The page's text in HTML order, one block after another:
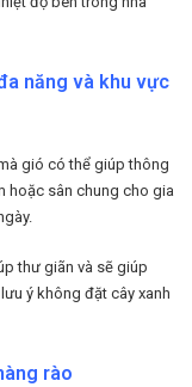
năng và khu vực
gió có thể giúp thông
hoặc sân chung cho gia
thư giãn và sẽ giúp
ý không đặt cây xanh
rào